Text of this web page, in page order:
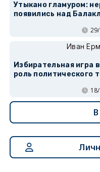
Утыкано гламуром:
появились над
Иван
Избирательная игра
роль политического